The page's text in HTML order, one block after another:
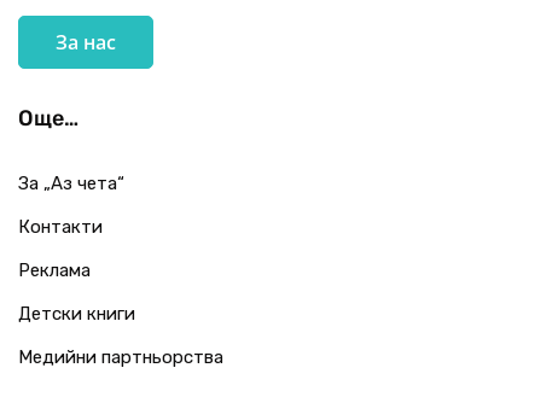
За нас
Още…
За „Аз чета“
Контакти
Реклама
Детски книги
Медийни партньорства